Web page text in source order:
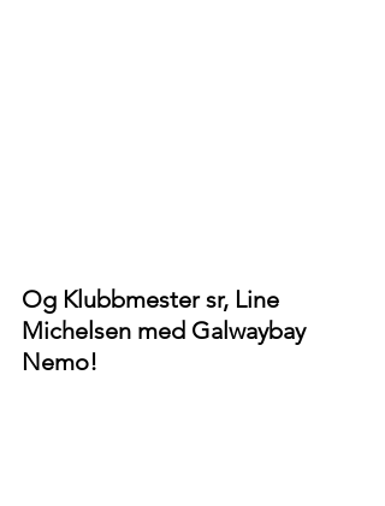
Og Klubbmester sr, Line
Michelsen med Galwaybay
Nemo!